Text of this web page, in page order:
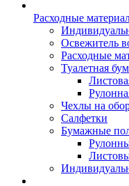
Расходные
Освежитель
Расходные
Туалетная
Чехлы на
Салфетки
Бумажные